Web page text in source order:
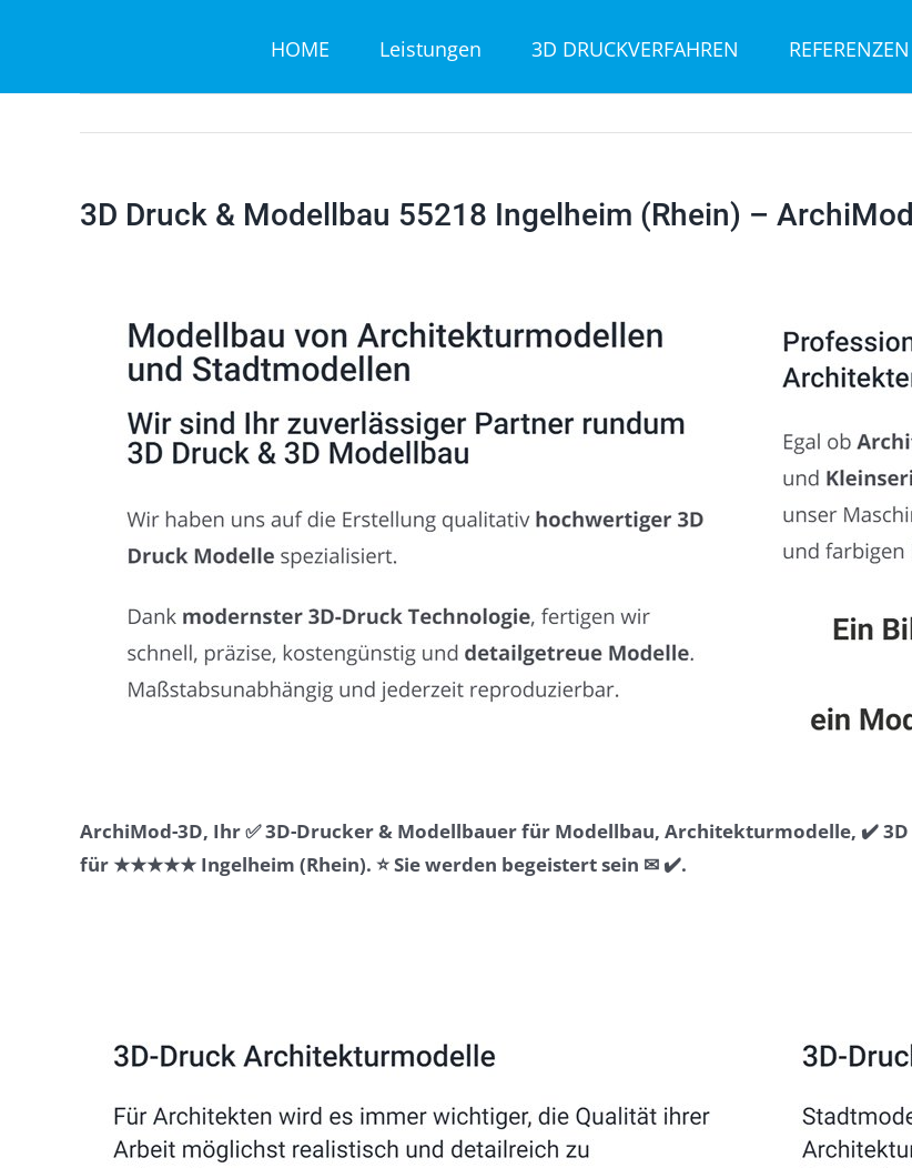
HOME Leistungen 3D DRUCKVERFAHREN REFERENZEN
3D Druck & Modellbau 55218 Ingelheim (Rhein) –
ArchiMod-3D, Ihr ✅ 3D-Drucker & Modellbauer für Modellbau, Architekturmodelle, ✔️
für ★★★★★ Ingelheim (Rhein). ⭐ Sie werden begeistert sein ✉ ✔️.